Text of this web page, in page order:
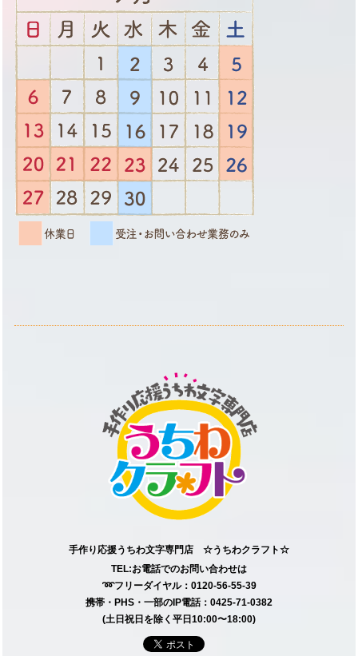
手作り応援うちわ文字専門店 ☆うちわクラフト☆
TEL:お電話でのお問い合わせは
➿フリーダイヤル：0120-56-55-39
携帯・PHS・一部のIP電話：0425-71-0382
(土日祝日を除く平日10:00〜18:00)